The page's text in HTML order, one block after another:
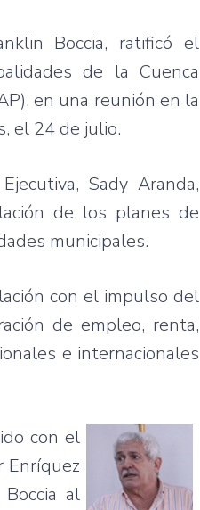
Boccia, ratificó el
de la Cuenca
), en una reunión en la
, el 24 de julio.
Ejecutiva, Sady Aranda,
de los planes de
municipales.
con el impulso del
de empleo, renta,
e internacionales
con el
Enríquez
Boccia al